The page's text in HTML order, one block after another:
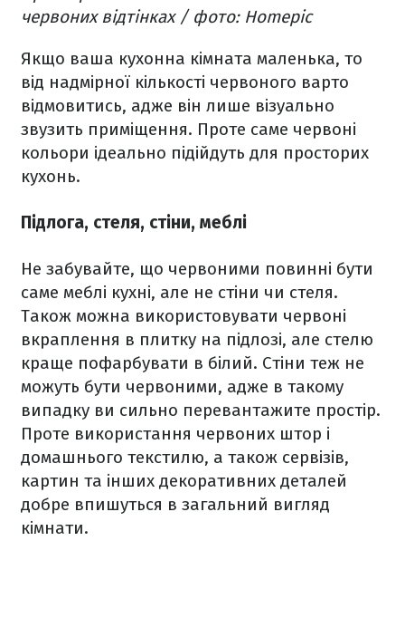
червоних відтінках / фото: Homepic
Якщо ваша кухонна кімната маленька, то
від надмірної кількості червоного варто
відмовитись, адже він лише візуально
звузить приміщення. Проте саме червоні
кольори ідеально підійдуть для просторих
кухонь.
Підлога, стеля, стіни, меблі
Не забувайте, що червоними повинні бути
саме меблі кухні, але не стіни чи стеля.
Також можна використовувати червоні
вкраплення в плитку на підлозі, але стелю
краще пофарбувати в білий. Стіни теж не
можуть бути червоними, адже в такому
випадку ви сильно перевантажите простір.
Проте використання червоних штор і
домашнього текстилю, а також сервізів,
картин та інших декоративних деталей
добре впишуться в загальний вигляд
кімнати.